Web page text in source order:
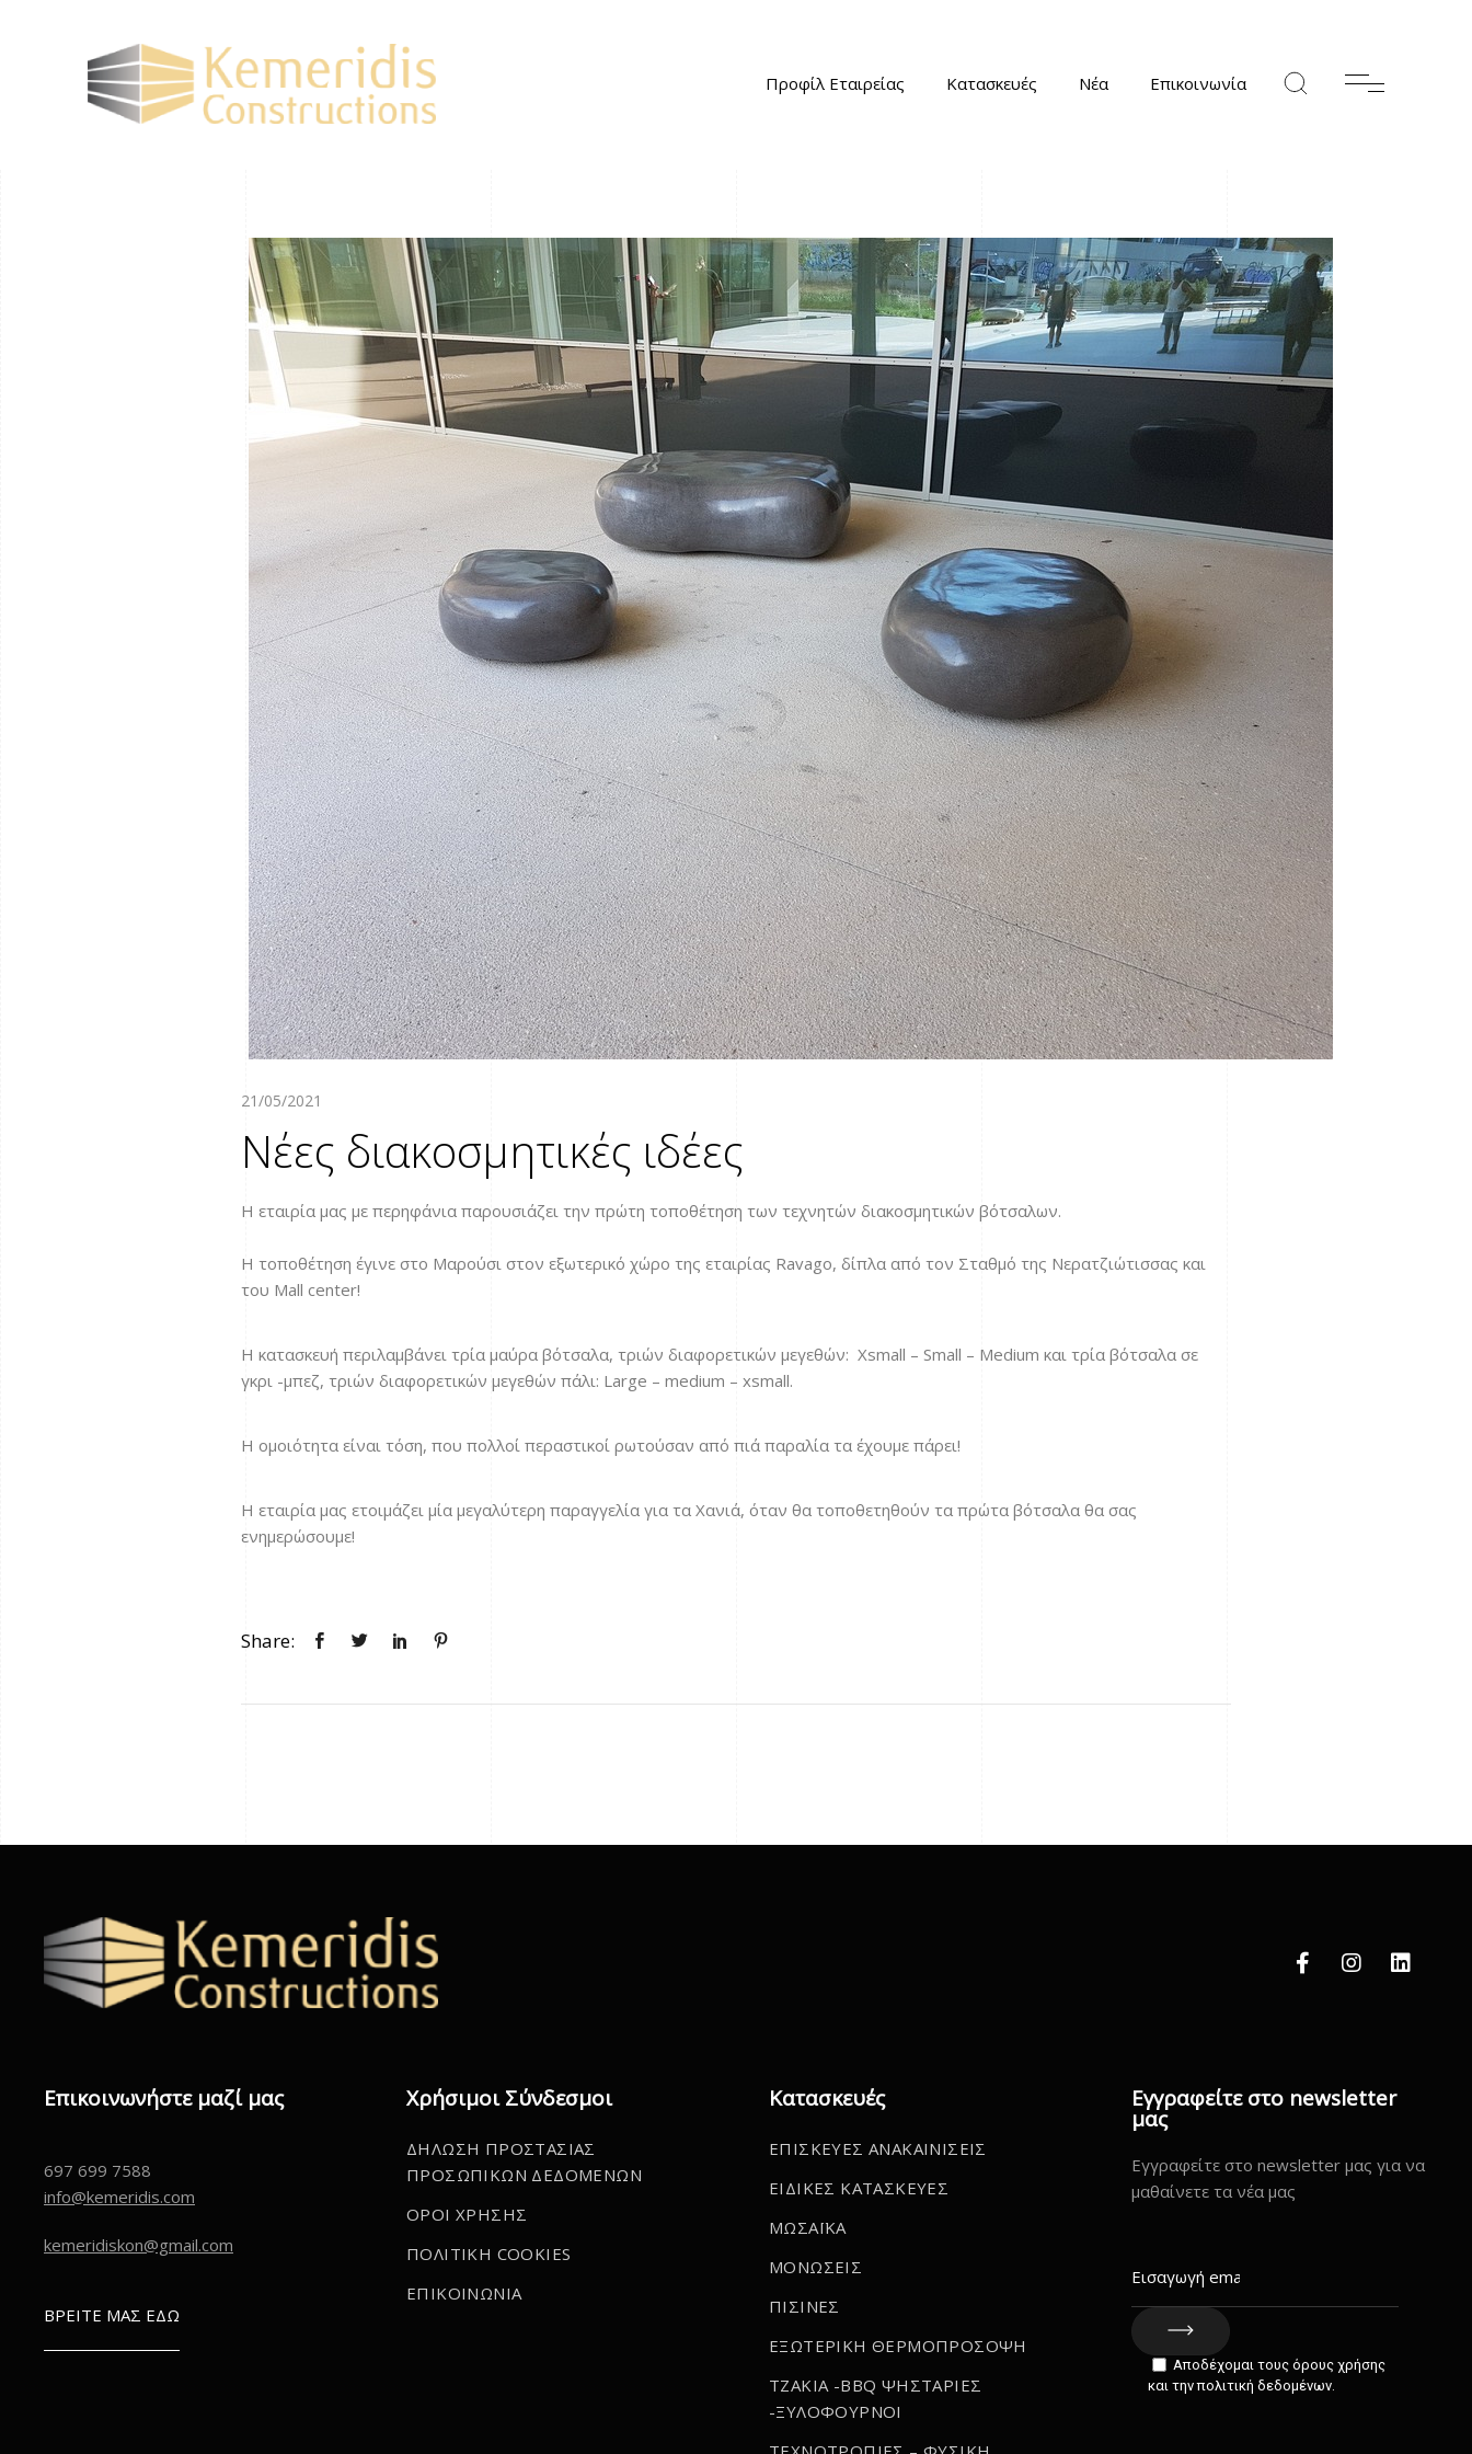
Προφίλ Εταιρείας Κατασκευές Νέα Επικοινωνία
21/05/2021
Νέες διακοσμητικές ιδέες
Η εταιρία μας με περηφάνια παρουσιάζει την πρώτη τοποθέτηση των τεχνητών διακοσμητικών βότσαλων.
Η τοποθέτηση έγινε στο Μαρούσι στον εξωτερικό χώρο της εταιρίας Ravago, δίπλα από τον Σταθμό της Νερατζιώτισσας και
του Mall center!
Η κατασκευή περιλαμβάνει τρία μαύρα βότσαλα, τριών διαφορετικών μεγεθών: Χsmall – Small – Medium και τρία βότσαλα σε
γκρι -μπεζ, τριών διαφορετικών μεγεθών πάλι: Large – medium – xsmall.
Η ομοιότητα είναι τόση, που πολλοί περαστικοί ρωτούσαν από πιά παραλία τα έχουμε πάρει!
Η εταιρία μας ετοιμάζει μία μεγαλύτερη παραγγελία για τα Χανιά, όταν θα τοποθετηθούν τα πρώτα βότσαλα θα σας
ενημερώσουμε!
Share:
Επικοινωνήστε μαζί μας
697 699 7588
info@kemeridis.com
kemeridiskon@gmail.com
ΒΡΕΙΤΕ ΜΑΣ ΕΔΩ
Χρήσιμοι Σύνδεσμοι
ΔΗΛΩΣΗ ΠΡΟΣΤΑΣΙΑΣ
ΠΡΟΣΩΠΙΚΩΝ ΔΕΔΟΜΕΝΩΝ
ΟΡΟΙ ΧΡΗΣΗΣ
ΠΟΛΙΤΙΚΗ COOKIES
ΕΠΙΚΟΙΝΩΝΙΑ
Κατασκευές
ΕΠΙΣΚΕΥΕΣ ΑΝΑΚΑΙΝΙΣΕΙΣ
ΕΙΔΙΚΕΣ ΚΑΤΑΣΚΕΥΕΣ
ΜΩΣΑΪΚΑ
ΜΟΝΩΣΕΙΣ
ΠΙΣΙΝΕΣ
ΕΞΩΤΕΡΙΚΗ ΘΕΡΜΟΠΡΟΣΟΨΗ
ΤΖΑΚΙΑ -BBQ ΨΗΣΤΑΡΙΕΣ
-ΞΥΛΟΦΟΥΡΝΟΙ
Εγγραφείτε στο newsletter
μας
Εγγραφείτε στο newsletter μας για να
μαθαίνετε τα νέα μας
Αποδέχομαι τους όρους χρήσης
και την πολιτική δεδομένων.